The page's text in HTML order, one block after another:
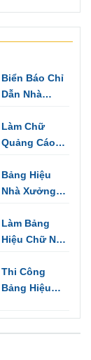
Biển Báo Chỉ
Dẫn Nhà
Cảnh Báo,
Chỉ Hướng
Làm Chữ
Quảng Cáo
Biển Tên Văn
Phòng
Bảng Hiệu
Nhà Xưởng
Dương | Biển
Hiệu Kho,
Làm Bảng
Hiệu Chữ Nổi
Một | Quảng
Cáo Tín Nghĩa
Thi Công
Bảng Hiệu
Tại Tân Uyên
| Quảng Cáo